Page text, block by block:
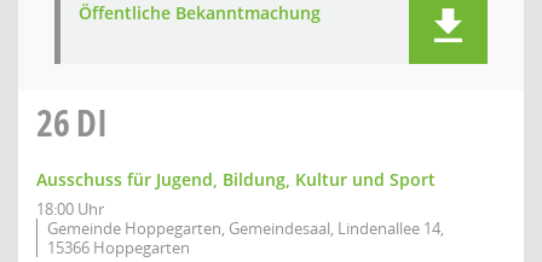
Öffentliche Bekanntmachung
26DI
Ausschuss für Jugend, Bildung, Kultur und Sport
18:00 Uhr
Gemeinde Hoppegarten, Gemeindesaal, Lindenallee 14,
15366 Hoppegarten